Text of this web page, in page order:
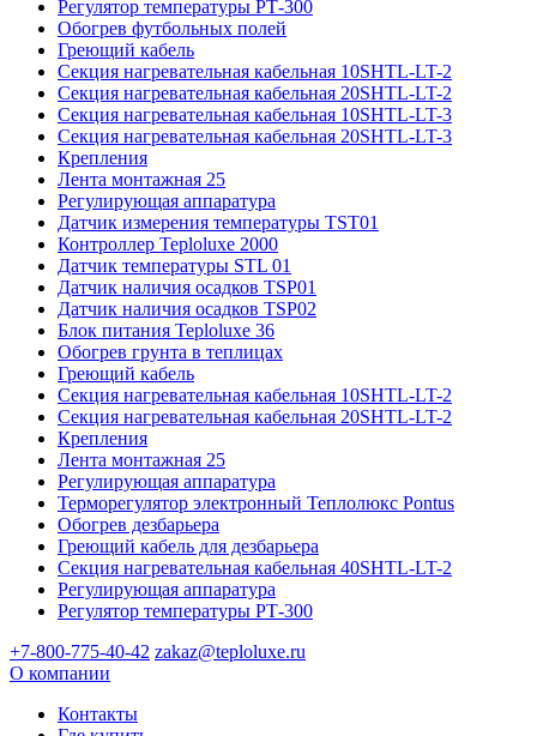
Регулятор температуры РТ-300
Обогрев футбольных полей
Греющий кабель
Секция нагревательная кабельная 10SHTL-LT-2
Секция нагревательная кабельная 20SHTL-LT-2
Секция нагревательная кабельная 10SHTL-LT-3
Секция нагревательная кабельная 20SHTL-LT-3
Крепления
Лента монтажная 25
Регулирующая аппаратура
Датчик измерения температуры TST01
Контроллер Teploluxe 2000
Датчик температуры STL 01
Датчик наличия осадков TSP01
Датчик наличия осадков TSP02
Блок питания Teploluxe 36
Обогрев грунта в теплицах
Греющий кабель
Секция нагревательная кабельная 10SHTL-LT-2
Секция нагревательная кабельная 20SHTL-LT-2
Крепления
Лента монтажная 25
Регулирующая аппаратура
Терморегулятор электронный Теплолюкс Pontus
Обогрев дезбарьера
Греющий кабель для дезбарьера
Секция нагревательная кабельная 40SHTL-LT-2
Регулирующая аппаратура
Регулятор температуры РТ-300
+7-800-775-40-42 zakaz@teploluxe.ru
О компании
Контакты